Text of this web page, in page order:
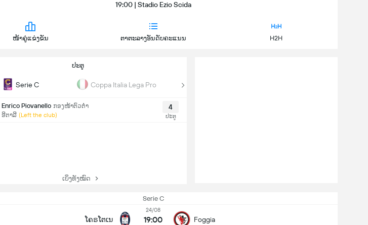
19:00 | Stadio Ezio Scida
ໜ້າຄູ່ແຂ່ງຂັນ ຕາຕະລາງອັນດັບຄະແນນ H2H
ປະຕູ
Serie C Coppa Italia Lega Pro
Enrico Piovanello ກອງໜ້າຕົວຕ່ຳ
ອີຕາລີ (Left the club)
4
ປະຕູ
ເບິ່ງທັງໝົດ
Serie C
ໂຄຣໂຕເນ
24/08
19:00 Foggia